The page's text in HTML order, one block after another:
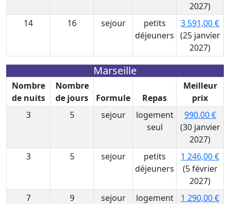
2027)
14
16 sejour
petits
déjeuners
3 591,00 €
(25 janvier
2027)
Marseille
Nombre
de nuits
Nombre
de jours
Formule Repas
Meilleur
prix
3
5 sejour
logement
seul
990,00 €
(30 janvier
2027)
3
5 sejour
petits
déjeuners
1 246,00 €
(5 février
2027)
7
9 sejour
logement
1 290,00 €